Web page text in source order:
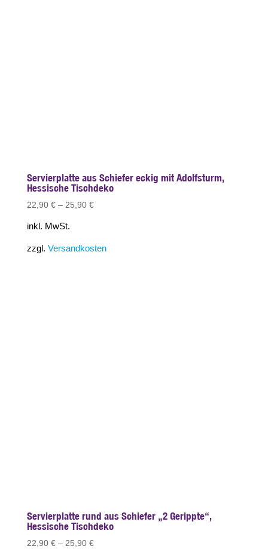
Servierplatte aus Schiefer eckig mit Adolfsturm,
Hessische Tischdeko
22,90 €– 25,90 €
inkl. MwSt.
zzgl. Versandkosten
Servierplatte rund aus Schiefer „2 Gerippte“,
Hessische Tischdeko
22,90 €– 25,90 €